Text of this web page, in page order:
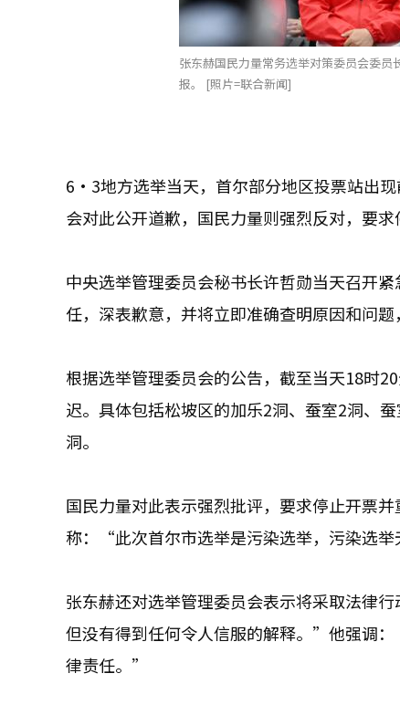
张东赫国民力量常务选举对策委员会委
报。 [照片=联合新闻]
6·3地方选举当天，首尔部分地区投票站出
会对此公开道歉，国民力量则强烈反对，要求
中央选举管理委员会秘书长许哲勋当天召开
任，深表歉意，并将立即准确查明原因和问
根据选举管理委员会的公告，截至当天18时
迟。具体包括松坡区的加乐2洞、蚕室2洞、
洞。
国民力量对此表示强烈批评，要求停止开票
称：“此次首尔市选举是污染选举，污染选
张东赫还对选举管理委员会表示将采取法律
但没有得到任何令人信服的解释。”他强调
律责任。”